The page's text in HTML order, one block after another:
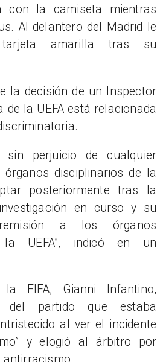
con la camiseta mientras
Al delantero del Madrid le
amarilla tras su
la decisión de un Inspector
de la UEFA está relacionada
sin perjuicio de cualquier
disciplinarios de la
posteriormente tras la
en curso y su
remisión a los órganos
la UEFA”, indicó en un
FIFA, Gianni Infantino,
del partido que estaba
al ver el incidente
y elogió al árbitro por